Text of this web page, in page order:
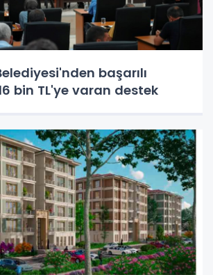
başarılı
bin TL'ye varan destek